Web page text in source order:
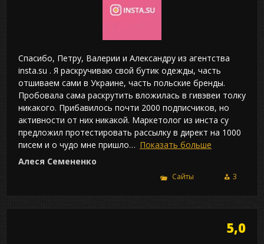
Спасибо, Петру, Валерии и Александру из агентства
insta.su . Я раскручиваю свой бутик одежды, часть
отшиваем сами в Украине, часть польские бренды.
Пробовала сама раскрутить вложилась в гивэвеи толку
никакого. Прибавилось почти 2000 подписчиков, но
активности от них никакой. Маркетолог из инста су
предложил протестировать рассылку в директ на 1000
писем и о чудо мне пришло
Показать больше
Алеся Семененко
Сайты 3
5,0